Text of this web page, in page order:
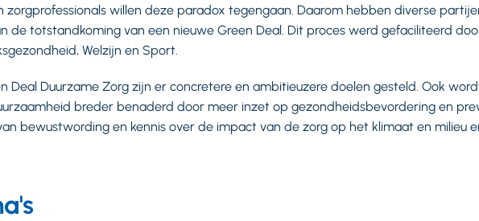
zorgprofessionals willen deze paradox tegengaan. Daarom hebben diverse
de totstandkoming van een nieuwe Green Deal. Dit proces werd gefaciliteerd
Welzijn en Sport.
Deal Duurzame Zorg zijn er concretere en ambitieuzere doelen gesteld. Ook
breder benaderd door meer inzet op gezondheidsbevordering en
bewustwording en kennis over de impact van de zorg op het klimaat en milieu